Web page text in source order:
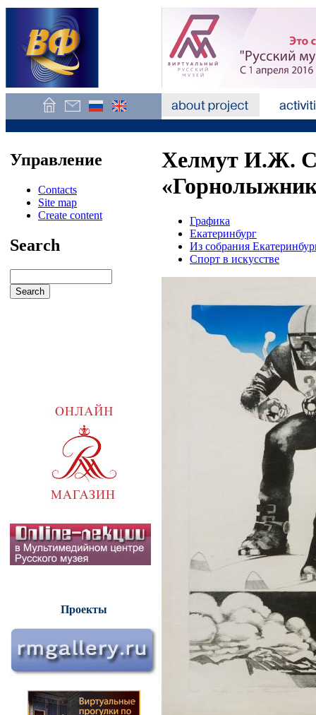
Управление
Contacts
Site map
Create content
Search
Проекты
Хелмут И.Ж.
Графика
Екатеринбург
Из собрания
Спорт в искусстве